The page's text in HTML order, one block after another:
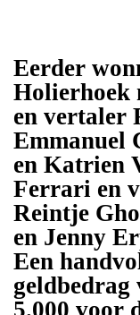
Eerder
Holierhoek
en vertaler
Emmanuel
en Katrien
Ferrari en
Reintje
en Jenny
Een
geldbedrag
5.000 voor